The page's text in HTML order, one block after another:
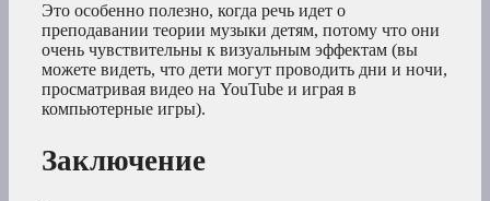
Это особенно полезно, когда речь идет о
преподавании теории музыки детям, потому что они
очень чувствительны к визуальным эффектам (вы
можете видеть, что дети могут проводить дни и ночи,
просматривая видео на YouTube и играя в
компьютерные игры).
Заключение